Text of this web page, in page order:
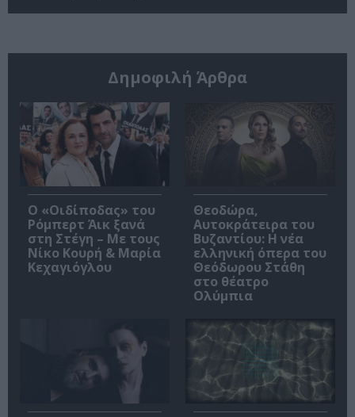
Δημοφιλή Άρθρα
O «Οιδίποδας» του
Ρόμπερτ Άικ ξανά
στη Στέγη – Με τους
Νίκο Κουρή & Μαρία
Κεχαγιόγλου
Θεοδώρα,
Αυτοκράτειρα του
Βυζαντίου: Η νέα
ελληνική όπερα του
Θεόδωρου Στάθη
στο θέατρο
Ολύμπια